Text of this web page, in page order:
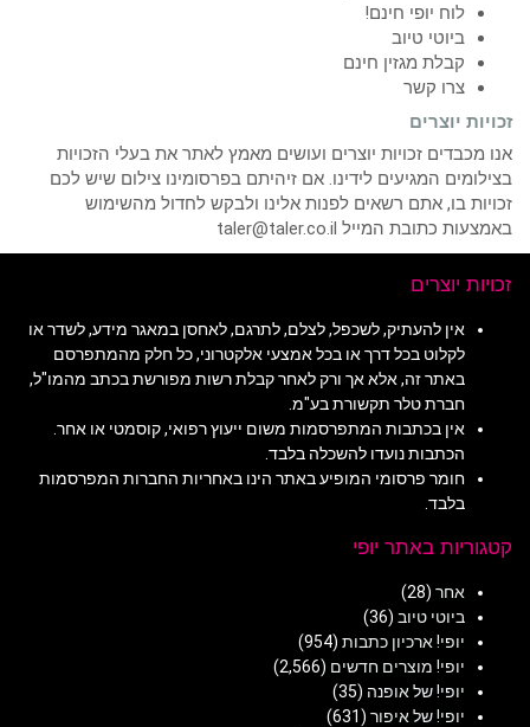
לוח יופי חינם!
ביוטי טיוב
קבלת מגזין חינם
צרו קשר
זכויות יוצרים
אנו מכבדים זכויות יוצרים ועושים מאמץ לאתר את בעלי הזכויות
בצילומים המגיעים לידינו. אם זיהיתם בפרסומינו צילום שיש לכם
זכויות בו, אתם רשאים לפנות אלינו ולבקש לחדול מהשימוש
באמצעות כתובת המייל taler@taler.co.il
זכויות יוצרים
אין להעתיק, לשכפל, לצלם, לתרגם, לאחסן במאגר מידע, לשדר או
לקלוט בכל דרך או בכל אמצעי אלקטרוני, כל חלק מהמתפרסם
באתר זה, אלא אך ורק לאחר קבלת רשות מפורשת בכתב מהמו"ל,
חברת טלר תקשורת בע"מ.
אין בכתבות המתפרסמות משום ייעוץ רפואי, קוסמטי או אחר.
הכתבות נועדו להשכלה בלבד.
חומר פרסומי המופיע באתר הינו באחריות החברות המפרסמות
בלבד.
קטגוריות באתר יופי
אחר (28)
ביוטי טיוב (36)
יופי! ארכיון כתבות (954)
יופי! מוצרים חדשים (2,566)
יופי! של אופנה (35)
יופי! של איפור (631)